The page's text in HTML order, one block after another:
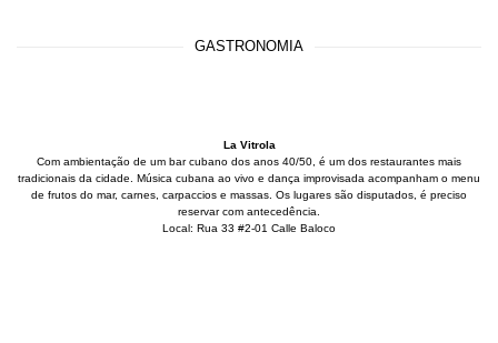
GASTRONOMIA
La Vitrola
Com ambientação de um bar cubano dos anos 40/50, é um dos restaurantes mais
tradicionais da cidade. Música cubana ao vivo e dança improvisada acompanham o menu
de frutos do mar, carnes, carpaccios e massas. Os lugares são disputados, é preciso
reservar com antecedência.
Local: Rua 33 #2-01 Calle Baloco